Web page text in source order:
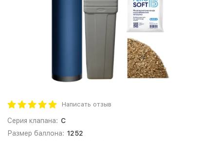
Написать отзыв
Серия клапана: C
Размер баллона: 1252